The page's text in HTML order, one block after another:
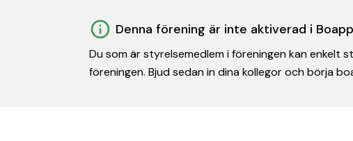
Denna förening är inte aktiverad i
Du som är styrelsemedlem i föreningen kan
föreningen. Bjud sedan in dina kollegor och börja